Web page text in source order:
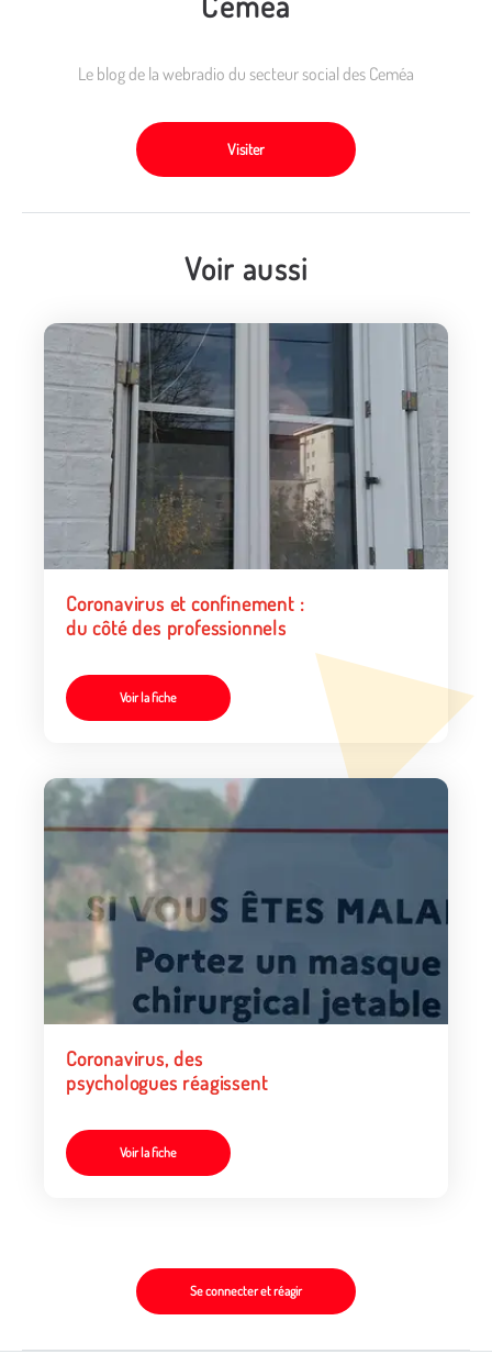
Le blog de la webradio du secteur social des Ceméa
Visiter
Voir aussi
Coronavirus et confinement :
du côté des professionnels
Voir la fiche
Coronavirus, des
psychologues réagissent
Voir la fiche
Se connecter et réagir